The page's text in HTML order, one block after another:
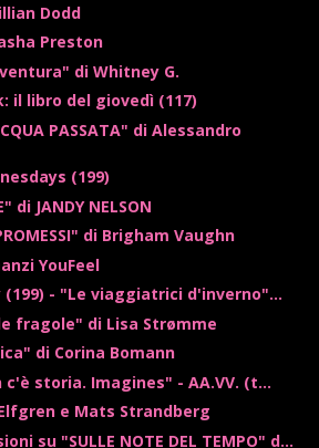
Dodd
Preston
di Whitney G.
il libro del giovedì (117)
PASSATA" di Alessandro
(199)
di JANDY NELSON
di Brigham Vaughn
YouFeel
(199) - "Le viaggiatrici d'inverno"...
fragole" di Lisa Strømme
di Corina Bomann
c'è storia. Imagines" - AA.VV. (t...
e Mats Strandberg
su "SULLE NOTE DEL TEMPO" d...